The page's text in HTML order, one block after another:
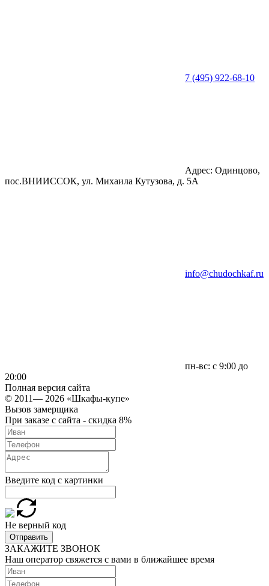
7 (495) 922-68-10
Адрес: Одинцово,
пос.ВНИИССОК, ул. Михаила Кутузова, д. 5А
info@chudochkaf.ru
пн-вс: с 9:00 до
20:00
Полная версия сайта
© 2011— 2026 «Шкафы-купе»
Вызов замерщика
При заказе с сайта - скидка 8%
Введите код с картинки
Не верный код
Отправить
ЗАКАЖИТЕ ЗВОНОК
Наш оператор свяжется с вами в ближайшее время